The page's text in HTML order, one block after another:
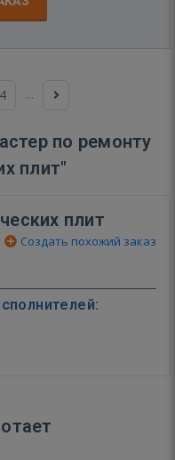
4 ...
по ремонту
плит"
плит
Создать похожий заказ